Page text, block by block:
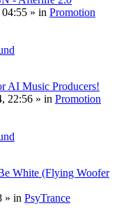
04:55 » in Promotion
AI Music Producers!
22:56 » in Promotion
White (Flying Woofer
» in PsyTrance